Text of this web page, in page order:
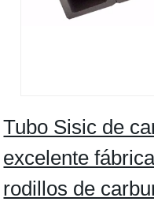
Tubo Sisic de
excelente
rodillos de